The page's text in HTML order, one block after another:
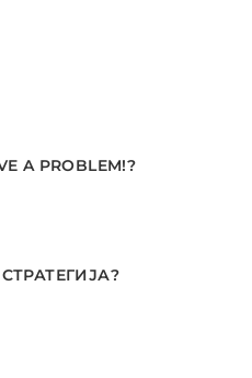
A PROBLEM!?